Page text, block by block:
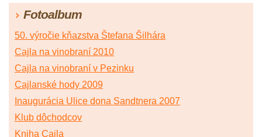
Fotoalbum
50. výročie kňazstva Štefana Šilhára
Cajla na vinobraní 2010
Cajla na vinobraní v Pezinku
Cajlanské hody 2009
Inaugurácia Ulice dona Sandtnera 2007
Klub dôchodcov
Kniha Cajla